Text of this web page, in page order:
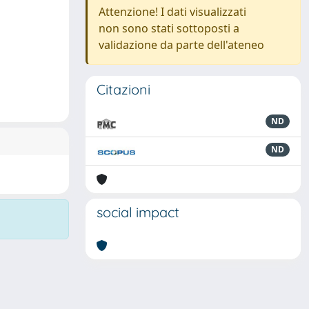
Attenzione! I dati visualizzati
non sono stati sottoposti a
validazione da parte dell'ateneo
Citazioni
ND
ND
social impact